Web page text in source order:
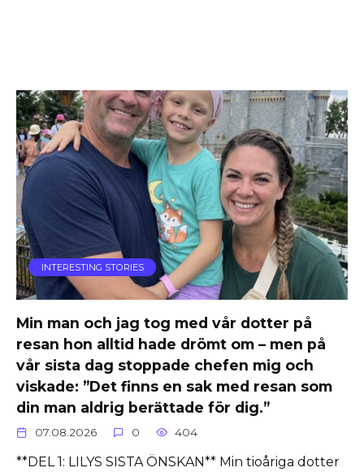
INTERESTING STORIES
Min man och jag tog med vår dotter på
resan hon alltid hade drömt om – men på
vår sista dag stoppade chefen mig och
viskade: ”Det finns en sak med resan som
din man aldrig berättade för dig.”
07.08.2026 0 404
**DEL 1: LILYS SISTA ÖNSKAN** Min tioåriga dotter